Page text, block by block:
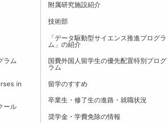
ラム
in
ール
附属研究施設紹介
技術部
「データ駆動型サイエンス推進プログラ
ム」の紹介
国費外国人留学生の優先配置特別プログ
ラム
留学のすすめ
卒業生・修了生の進路・就職状況
奨学金・学費免除の情報